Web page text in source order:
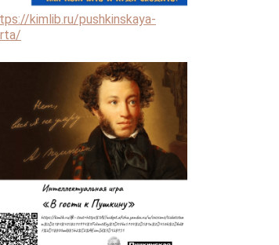
kimlib.ru/pushkinskaya-